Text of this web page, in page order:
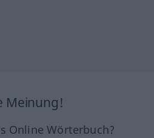
Meinung!
Online Wörterbuch?